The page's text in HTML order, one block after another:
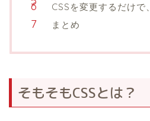
CSSを変更するだけで
まとめ
そもそもCSSとは？